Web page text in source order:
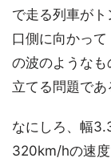
で走る列車が
口側に向かっ
の波のような
立てる問題であ
なにしろ、幅
320km/hの速